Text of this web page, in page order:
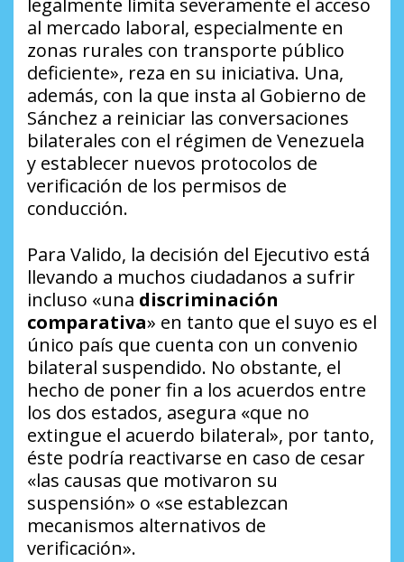
legalmente limita severamente el acceso
al mercado laboral, especialmente en
zonas rurales con transporte público
deficiente», reza en su iniciativa. Una,
además, con la que insta al Gobierno de
Sánchez a reiniciar las conversaciones
bilaterales con el régimen de Venezuela
y establecer nuevos protocolos de
verificación de los permisos de
conducción.
Para Valido, la decisión del Ejecutivo está
llevando a muchos ciudadanos a sufrir
incluso «una discriminación
comparativa» en tanto que el suyo es el
único país que cuenta con un convenio
bilateral suspendido. No obstante, el
hecho de poner fin a los acuerdos entre
los dos estados, asegura «que no
extingue el acuerdo bilateral», por tanto,
éste podría reactivarse en caso de cesar
«las causas que motivaron su
suspensión» o «se establezcan
mecanismos alternativos de
verificación».